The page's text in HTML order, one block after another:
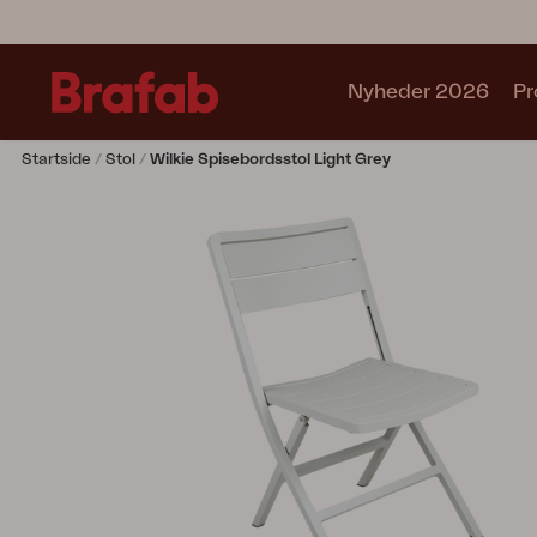
Nyheder 2026
Startside Stol Wilkie Spisebordsstol Light Grey